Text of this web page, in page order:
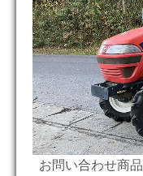
お問い合わせ商